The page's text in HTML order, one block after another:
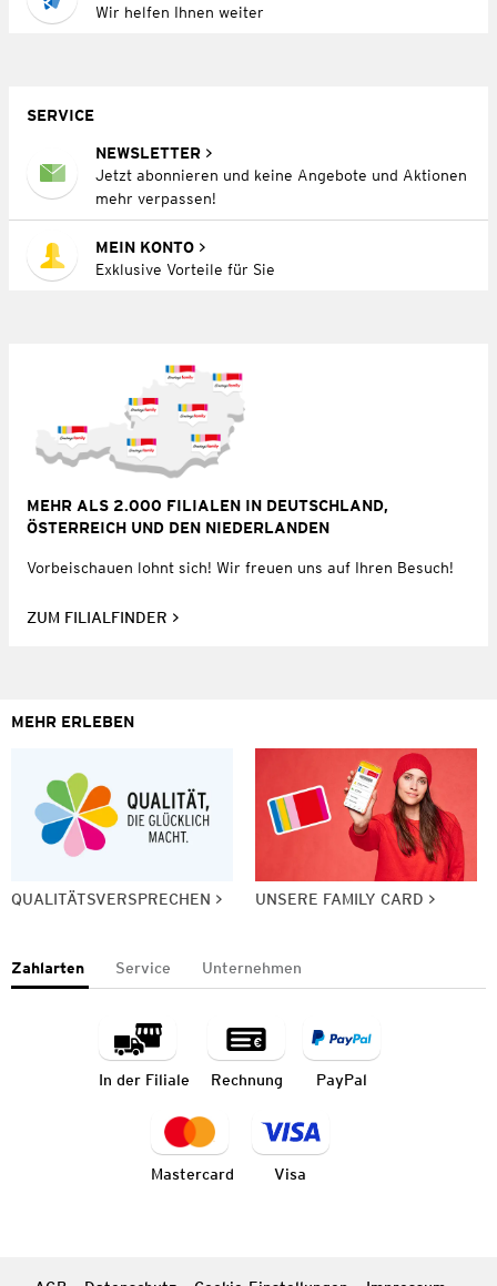
Wir helfen Ihnen weiter
SERVICE
NEWSLETTER
Jetzt abonnieren und keine Angebote und Aktionen
mehr verpassen!
MEIN KONTO
Exklusive Vorteile für Sie
MEHR ALS 2.000 FILIALEN IN DEUTSCHLAND,
ÖSTERREICH UND DEN NIEDERLANDEN
Vorbeischauen lohnt sich! Wir freuen uns auf Ihren Besuch!
ZUM FILIALFINDER
MEHR ERLEBEN
QUALITÄTSVERSPRECHEN UNSERE FAMILY CARD
Zahlarten Service Unternehmen
In der Filiale Rechnung PayPal
Mastercard Visa